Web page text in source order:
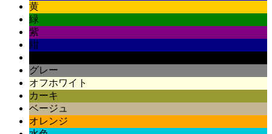
黄
緑
紫
紺
グレー
オフホワイト
カーキ
ベージュ
オレンジ